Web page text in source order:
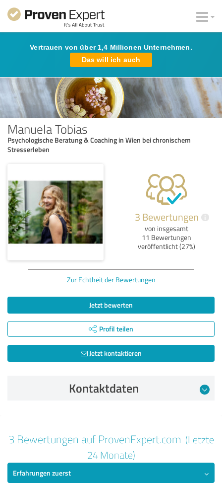
Vertrauen von über 1,4 Millionen Unternehmen.
Das will ich auch
Manuela Tobias
Psychologische Beratung & Coaching in Wien bei chronischem
Stresserleben
3 Bewertungen i
von insgesamt
11 Bewertungen
veröffentlicht (27%)
Zur Echtheit der Bewertungen
Jetzt bewerten
Profil teilen
Jetzt kontaktieren
Kontaktdaten
SEHR GUT
3 Bewertungen auf ProvenExpert.com (Letzte
24 Monate)
Erfahrungen zuerst